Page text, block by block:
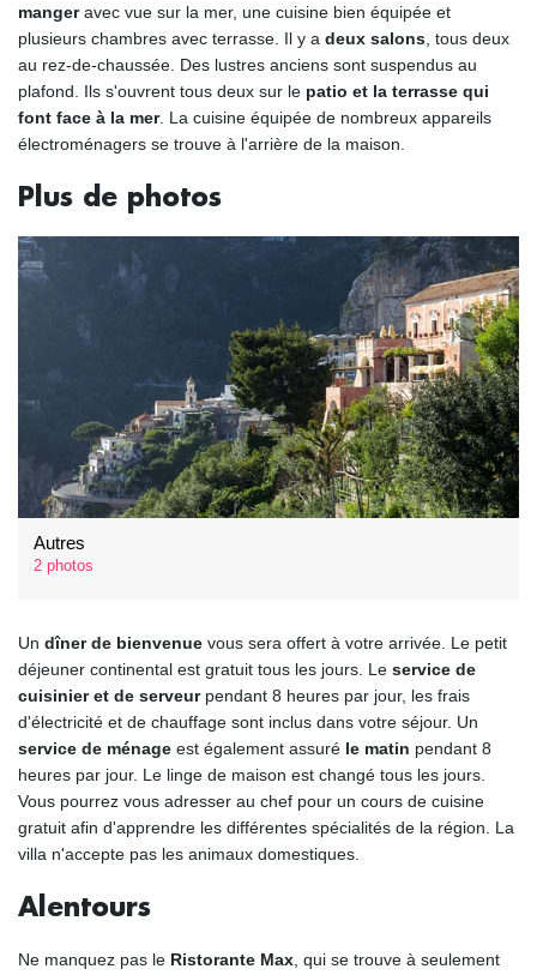
mangeravec vue sur la mer, une cuisine bien équipée et
plusieurs chambres avec terrasse. Il y a deux salons , tous deux
au rez-de-chaussée. Des lustres anciens sont suspendus au
plafond. Ils s'ouvrent tous deux sur le patio et la terrasse qui
font face à la mer. La cuisine équipée de nombreux appareils
électroménagers se trouve à l'arrière de la maison.
Plus de photos
Autres
2 photos
Un dîner de bienvenue vous sera offert à votre arrivée. Le petit
déjeuner continental est gratuit tous les jours. Le service de
cuisinier et de serveurpendant 8 heures par jour, les frais
d'électricité et de chauffage sont inclus dans votre séjour. Un
service de ménage est également assuré le matin pendant 8
heures par jour. Le linge de maison est changé tous les jours.
Vous pourrez vous adresser au chef pour un cours de cuisine
gratuit afin d'apprendre les différentes spécialités de la région. La
villa n'accepte pas les animaux domestiques.
Alentours
Ne manquez pas le Ristorante Max, qui se trouve à seulement